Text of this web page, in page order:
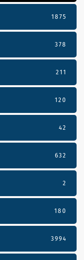
1875
378
211
120
42
632
2
180
3994